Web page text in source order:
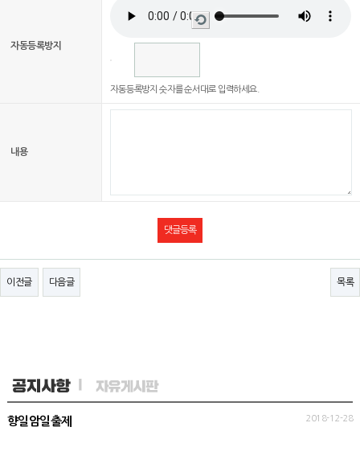
자동등록방지
새로
고침
자동등록방지 숫자를 순서대로 입력하세요.
내용
이전글 다음글 목록
향일암일출제 2018-12-28